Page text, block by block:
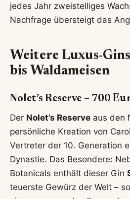
jedes Jahr zweistelliges
Nachfrage übersteigt das
Weitere Luxus-
bis Waldameisen
Nolet’s Reserve – 700
Der Nolet’s Reserve aus den
persönliche Kreation von
Vertreter der 10. Generation
Dynastie. Das Besondere:
Botanicals enthält dieser Gin
teuerste Gewürz der Welt –